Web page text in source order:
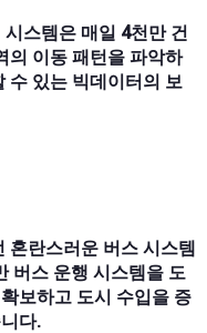
스템은 매일 4천만 건
의 이동 패턴을 파악하
수 있는 빅데이터의 보
혼란스러운 버스 시스템
버스 운행 시스템을 도
보하고 도시 수입을 증
다.